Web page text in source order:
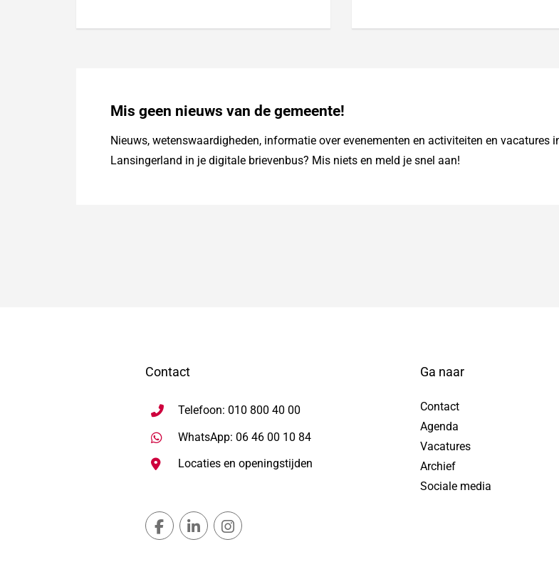
Mis geen nieuws van de gemeente!
Nieuws, wetenswaardigheden, informatie over evenementen en activiteiten en vacatures
Lansingerland in je digitale brievenbus? Mis niets en meld je snel aan!
Contact
Telefoon: 010 800 40 00
WhatsApp: 06 46 00 10 84Stuur WhatsApp bericht, opent in nieuw tabblad
Locaties en openingstijden
Gemeente Lansingerland Facebook, opent in nieuw tabblad
Gemeente Lansingerland LinkedIn, opent in nieuw tabblad
Ga naar
Contact
Agenda
Vacatures
Archief
Sociale media